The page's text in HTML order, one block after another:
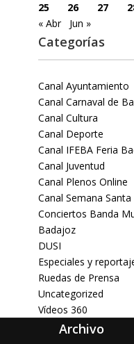
25
26 27
« Abr
Jun »
Categorías
Canal Ayuntamiento
Canal Carnaval de
Canal Cultura
Canal Deporte
Canal IFEBA Feria
Canal Juventud
Canal Plenos Online
Canal Semana
Conciertos Banda
Badajoz
DUSI
Especiales y
Ruedas de Prensa
Uncategorized
Vídeos 360
Archivo